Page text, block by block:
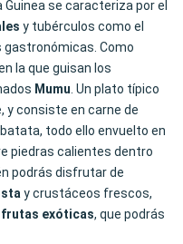
Guinea se caracteriza por el
y tubérculos como el
gastronómicas. Como
la que guisan los
Mumu. Un plato típico
y consiste en carne de
todo ello envuelto en
piedras calientes dentro
podrás disfrutar de
y crustáceos frescos,
frutas exóticas, que podrás